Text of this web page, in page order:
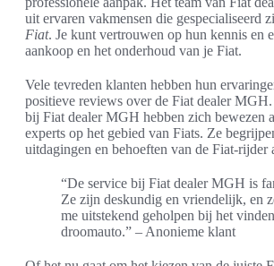
uit ervaren vakmensen die gespecialiseerd
Fiat. Je kunt vertrouwen op hun kennis en
aankoop en het onderhoud van je Fiat.
Vele tevreden klanten hebben hun
positieve reviews over de Fiat dealer
bij Fiat dealer MGH hebben zich bewezen
experts op het gebied van Fiats. Ze
uitdagingen en behoeften van de Fiat-rijder
“De service bij Fiat dealer MGH is
Ze zijn deskundig en vriendelijk, en
me uitstekend geholpen bij het
droomauto.” – Anonieme klant